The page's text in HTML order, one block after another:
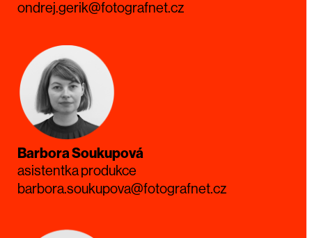
ondrej.gerik@fotografnet.cz
Barbora Soukupová
asistentka produkce
barbora.soukupova@fotografnet.cz